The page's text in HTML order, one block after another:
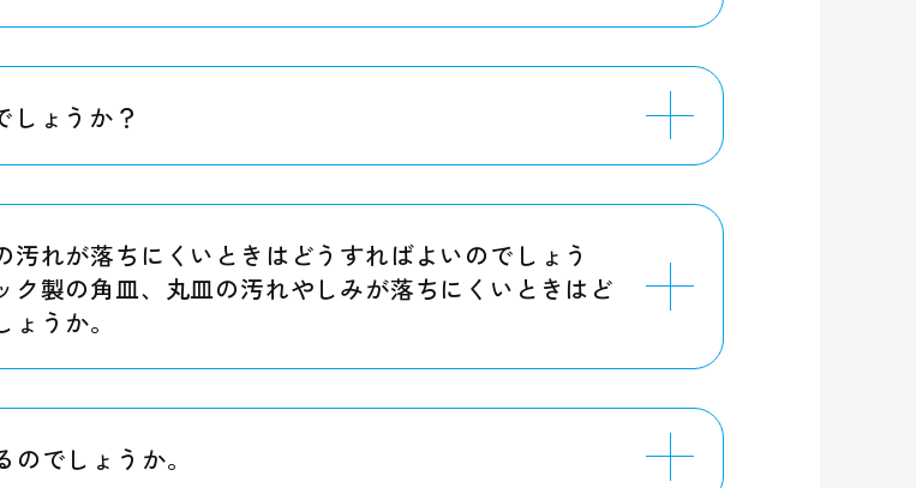
しょうか？
汚れが落ちにくいときはどうすればよいのでしょう
ク製の角皿、丸皿の汚れやしみが落ちにくいときはど
うか。
でしょうか。